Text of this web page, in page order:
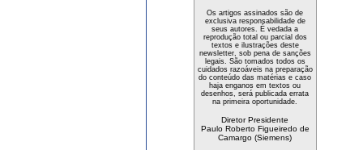
Os artigos assinados são de
exclusiva responsabilidade de
seus autores. É vedada a
reprodução total ou parcial dos
textos e ilustrações deste
newsletter, sob pena de sanções
legais. São tomados todos os
cuidados razoáveis na preparação
do conteúdo das matérias e caso
haja enganos em textos ou
desenhos, será publicada errata
na primeira oportunidade.
Diretor Presidente
Paulo Roberto Figueiredo de
Camargo (Siemens)